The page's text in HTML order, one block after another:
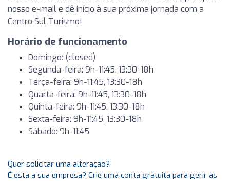
nosso e-mail e dê início à sua próxima jornada com a
Centro Sul Turismo!
Horário de funcionamento
Domingo: (closed)
Segunda-feira: 9h-11:45, 13:30-18h
Terça-feira: 9h-11:45, 13:30-18h
Quarta-feira: 9h-11:45, 13:30-18h
Quinta-feira: 9h-11:45, 13:30-18h
Sexta-feira: 9h-11:45, 13:30-18h
Sábado: 9h-11:45
Quer solicitar uma alteração?
É esta a sua empresa? Crie uma conta gratuita para gerir as